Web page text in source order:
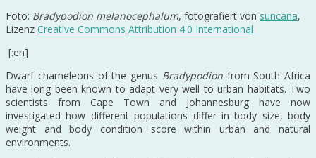
Foto: Bradypodion melanocephalum, fotografiert von suncana,
Lizenz Creative Commons Attribution 4.0 International
[:en]
Dwarf chameleons of the genus Bradypodionfrom South Africa
have long been known to adapt very well to urban habitats. Two
scientists from Cape Town and Johannesburg have now
investigated how different populations differ in body size, body
weight and body condition score within urban and natural
environments.